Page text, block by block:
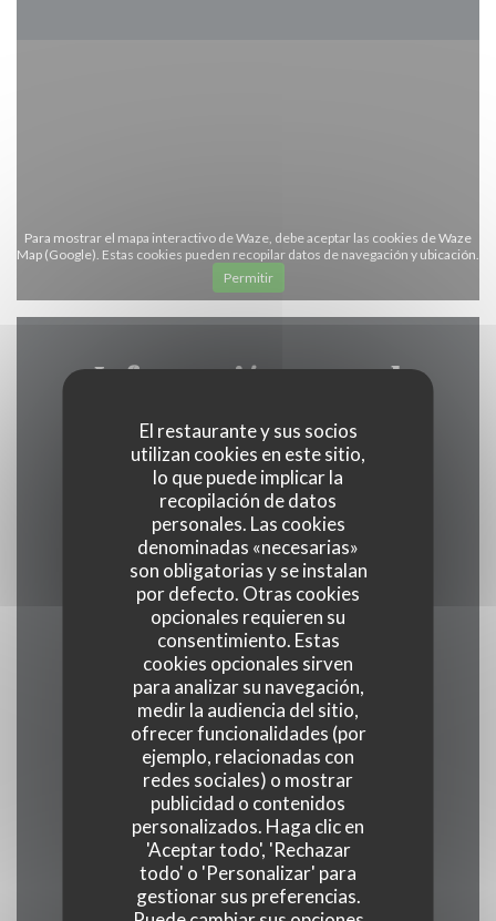
El restaurante y sus socios
utilizan cookies en este sitio,
lo que puede implicar la
recopilación de datos
personales. Las cookies
denominadas «necesarias»
son obligatorias y se instalan
por defecto. Otras cookies
opcionales requieren su
consentimiento. Estas
cookies opcionales sirven
para analizar su navegación,
medir la audiencia del sitio,
ofrecer funcionalidades (por
ejemplo, relacionadas con
redes sociales) o mostrar
publicidad o contenidos
personalizados. Haga clic en
'Aceptar todo', 'Rechazar
todo' o 'Personalizar' para
gestionar sus preferencias.
Para mostrar el mapa interactivo de Waze, debe aceptar las cookies de Waze
Map (Google). Estas cookies pueden recopilar datos de navegación y ubicación.
Permitir
Información general
Cocina
Carnes y parrillas, Sudamericana, Cócteles,
Brasileña
Tipo de negocio
Restaurante sudamericano, Restaurante
Brasileño
Servicios
Pedido para Llevar, Terraza, Acceso WiFi
Métodos de pago
Apple Pay, Contactless Payment,
Eurocard/Mastercard, Tickets restaurante,
Efectivo, Visa, American Express, Tarjeta de